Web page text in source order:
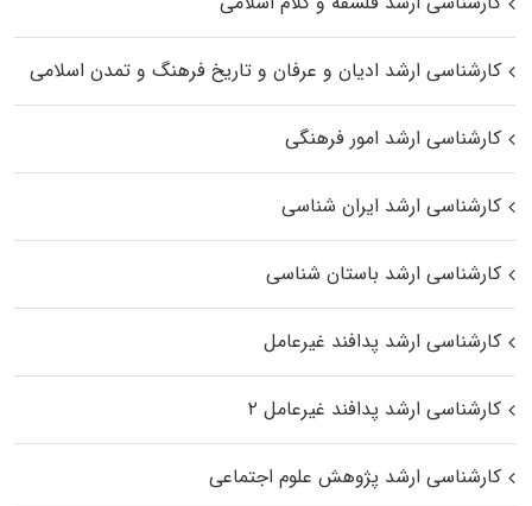
کارشناسی ارشد ادیان و عرفان و تاریخ فرهنگ و تمدن اسلامی
کارشناسی ارشد امور فرهنگی
کارشناسی ارشد ایران شناسی
کارشناسی ارشد باستان شناسی
کارشناسی ارشد پدافند غیرعامل
کارشناسی ارشد پدافند غیرعامل ۲
کارشناسی ارشد پژوهش علوم اجتماعی